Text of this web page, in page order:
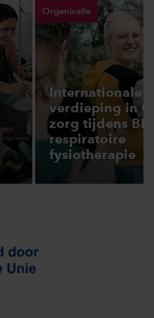
Organisatie
Internationale
verdieping in
zorg tijdens
respiratoire
fysiotherapie